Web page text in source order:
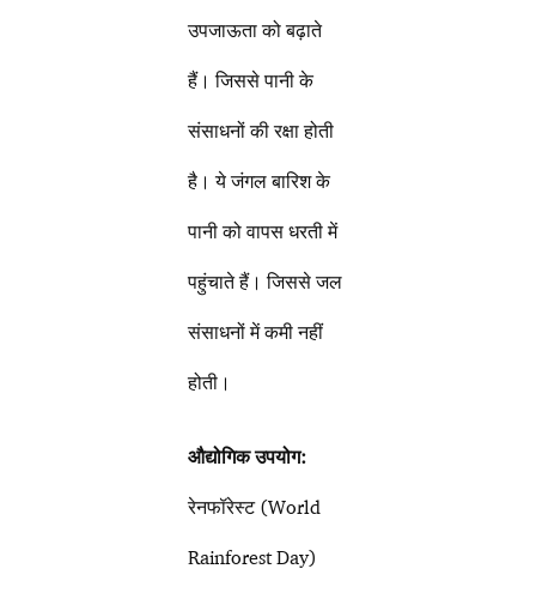
उपजाऊता को बढ़ाते
हैं। जिससे पानी के
संसाधनों की रक्षा होती
है। ये जंगल बारिश के
पानी को वापस धरती में
पहुंचाते हैं। जिससे जल
संसाधनों में कमी नहीं
होती।
औद्योगिक उपयोग:
रेनफॉरेस्ट (World
Rainforest Day)